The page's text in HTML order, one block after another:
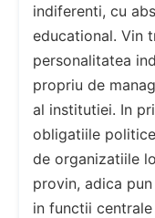
indiferenti, cu
educational. Vin
personalitatea
propriu de
al institutiei. In
obligatiile
de organizatiile
provin, adica
in functii